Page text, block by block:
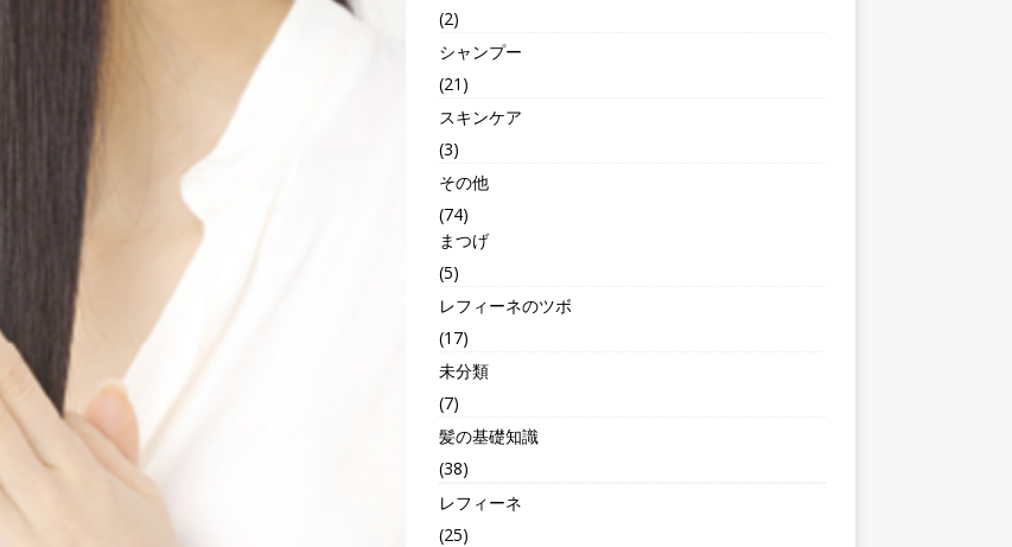
(2)
シャンプー
(21)
スキンケア
(3)
その他
(74)
まつげ
(5)
レフィーネのツボ
(17)
未分類
(7)
髪の基礎知識
(38)
レフィーネ
(25)